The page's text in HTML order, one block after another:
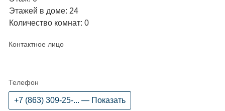
Этажей в доме: 24
Количество комнат: 0
Контактное лицо
Телефон
+7 (863) 309-25-... — Показать